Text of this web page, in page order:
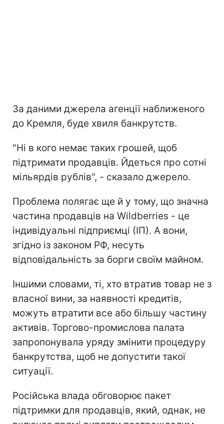
За даними джерела агенції наближеного
до Кремля, буде хвиля банкрутств.
"Ні в кого немає таких грошей, щоб
підтримати продавців. Йдеться про сотні
мільярдів рублів", - сказало джерело.
Проблема полягає ще й у тому, що значна
частина продавців на Wildberries - це
індивідуальні підприємці (ІП). А вони,
згідно із законом РФ, несуть
відповідальність за борги своїм майном.
Іншими словами, ті, хто втратив товар не з
власної вини, за наявності кредитів,
можуть втратити все або більшу частину
активів. Торгово-промислова палата
запропонувала уряду змінити процедуру
банкрутства, щоб не допустити такої
ситуації.
Російська влада обговорює пакет
підтримки для продавців, який, однак, не